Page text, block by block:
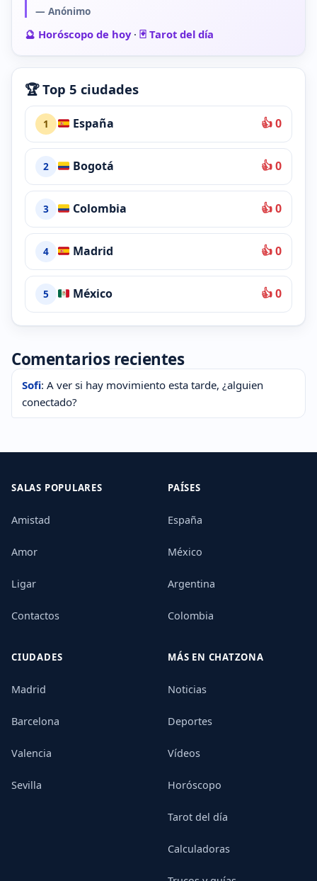
— Anónimo
🔮 Horóscopo de hoy· 🃏 Tarot del día
🏆 Top 5 ciudades
1 España 👍 0
2 Bogotá 👍 0
3 Colombia 👍 0
4 Madrid 👍 0
5 México 👍 0
Comentarios recientes
Sofi: A ver si hay movimiento esta tarde, ¿alguien
conectado?
SALAS POPULARES
Amistad
Amor
Ligar
Contactos
PAÍSES
España
México
Argentina
Colombia
CIUDADES
Madrid
Barcelona
Valencia
Sevilla
MÁS EN CHATZONA
Noticias
Deportes
Vídeos
Horóscopo
Tarot del día
Calculadoras